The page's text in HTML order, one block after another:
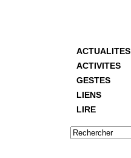
ACTUALITES
ACTIVITES
GESTES
LIENS
LIRE